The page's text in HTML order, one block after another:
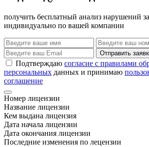
получить бесплатный анализ нарушений
индивидуально по вашей компании
Отправить
Подтверждаю согласие с правилами
персональных данных и принимаю
соглашение
Номер лицензии
Название лицензии
Кем выдана лицензия
Дата начала лицензии
Дата окончания лицензии
Последние изменения по лецензии